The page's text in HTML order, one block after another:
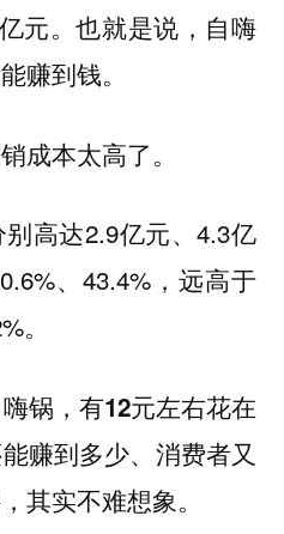
元。也就是说，自嗨
赚到钱。
成本太高了。
高达2.9亿元、4.3亿
、43.4%，远高于
。
锅，有12元左右花在
赚到多少、消费者又
其实不难想象。